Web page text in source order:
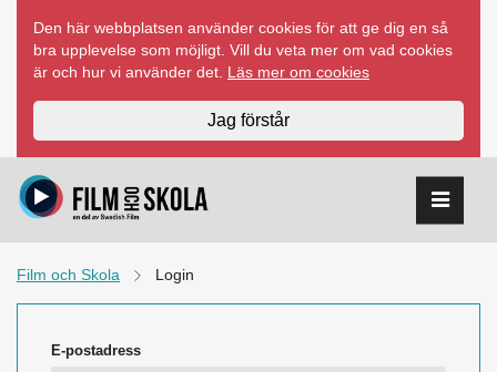
innehåll
Den här webbplatsen använder cookies för att ge dig en så
bra upplevelse som möjligt. Vill du veta mer om vad cookies
är och hur vi använder det. Läs mer om cookies
Jag förstår
Film och Skola Login
E-postadress